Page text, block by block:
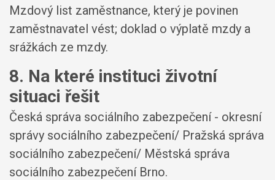
Mzdový list zaměstnance, který je povinen
zaměstnavatel vést; doklad o výplatě mzdy a
srážkách ze mzdy.
8. Na které instituci životní
situaci řešit
Česká správa sociálního zabezpečení - okresní
správy sociálního zabezpečení/ Pražská správa
sociálního zabezpečení/ Městská správa
sociálního zabezpečení Brno.